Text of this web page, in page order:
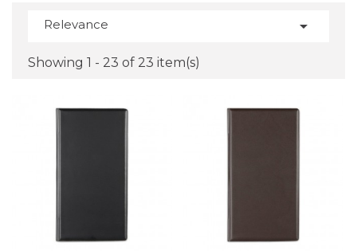
Decoho.com propose une large sélection de
répondre aux besoins de tous les types
d'établissements, que ce soit un café, un hôtel
apporte une touche de style et de qualité à
souvenir agréable à vos clients.
Relevance 
Showing 1 - 23 of 23 item(s)